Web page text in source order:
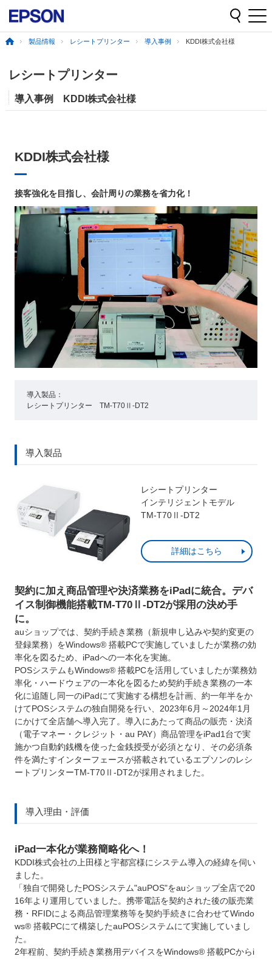
製品情報 レシートプリンター 導入事例 KDDI株式会社様
レシートプリンター
導入事例 KDDI株式会社様
KDDI株式会社様
接客強化を目指し、会計周りの業務を省力化！
導入製品：
レシートプリンター TM-T70Ⅱ-DT2
導入製品
レシートプリンター
インテリジェントモデル
TM-T70Ⅱ-DT2
詳細はこちら
契約に加え商品管理や決済業務をiPadに統合。デバ
イス制御機能搭載TM-T70Ⅱ-DT2が採用の決め手
に。
auショップでは、契約手続き業務（新規申し込みや契約変更の
登録業務）をWindows® 搭載PCで実施していましたが業務の効
率化を図るため、iPadへの一本化を実施。
POSシステムもWindows® 搭載PCを活用していましたが業務効
率化・ハードウェアの一本化を図るため契約手続き業務の一本
化に追随し同一のiPadにて実施する構想を計画、約一年半をか
けてPOSシステムの独自開発を行い、2023年6月～2024年1月
にかけて全店舗へ導入完了。導入にあたって商品の販売・決済
（電子マネー・クレジット・au PAY）商品管理をiPad1台で実
施かつ自動釣銭機を使った金銭授受が必須となり、その必須条
件を満たすインターフェースが搭載されているエプソンのレシ
ートプリンターTM-T70Ⅱ-DT2が採用されました。
導入理由・評価
iPad一本化が業務簡略化へ！
KDDI株式会社の上田様と宇都宮様にシステム導入の経緯を伺い
ました。
「独自で開発したPOSシステム"auPOS"をauショップ全店で20
16年より運用していました。携帯電話を契約された後の販売業
務・RFIDによる商品管理業務等を契約手続きに合わせてWindo
ws® 搭載PCにて構築したauPOSシステムにて実施していまし
た。
2年程前、契約手続き業務用デバイスをWindows® 搭載PCからi